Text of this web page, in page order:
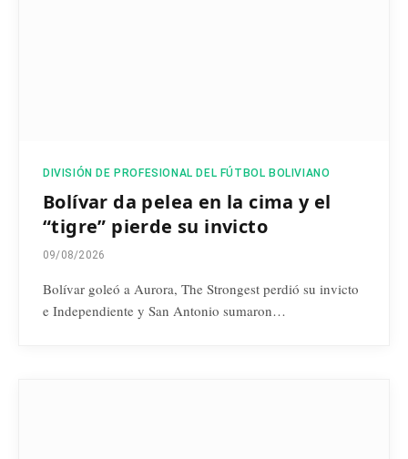
DIVISIÓN DE PROFESIONAL DEL FÚTBOL BOLIVIANO
Bolívar da pelea en la cima y el
“tigre” pierde su invicto
09/08/2026
Bolívar goleó a Aurora, The Strongest perdió su invicto
e Independiente y San Antonio sumaron…